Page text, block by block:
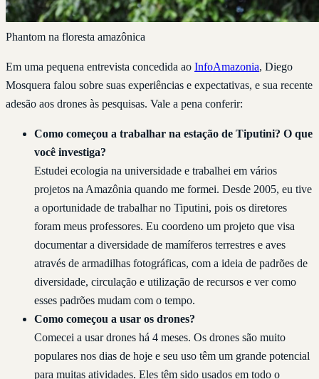
Phantom na floresta amazônica
Em uma pequena entrevista concedida ao InfoAmazonia, Diego
Mosquera falou sobre suas experiências e expectativas, e sua recente
adesão aos drones às pesquisas. Vale a pena conferir:
Como começou a trabalhar na estação de Tiputini? O que
você investiga?
Estudei ecologia na universidade e trabalhei em vários
projetos na Amazônia quando me formei. Desde 2005, eu tive
a oportunidade de trabalhar no Tiputini, pois os diretores
foram meus professores. Eu coordeno um projeto que visa
documentar a diversidade de mamíferos terrestres e aves
através de armadilhas fotográficas, com a ideia de padrões de
diversidade, circulação e utilização de recursos e ver como
esses padrões mudam com o tempo.
Como começou a usar os drones?
Comecei a usar drones há 4 meses. Os drones são muito
populares nos dias de hoje e seu uso têm um grande potencial
para muitas atividades. Eles têm sido usados em todo o